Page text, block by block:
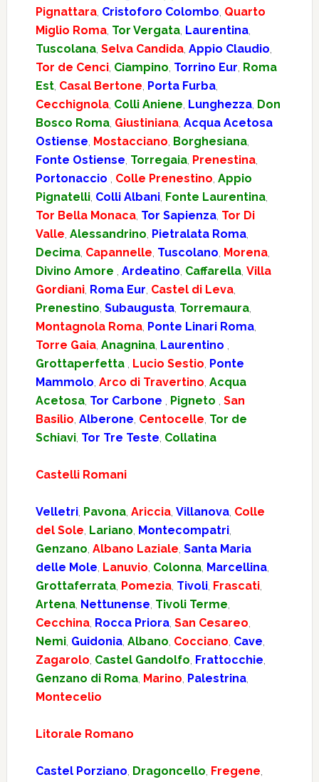
Pignattara, Cristoforo Colombo, Quarto
Miglio Roma, Tor Vergata, Laurentina,
Tuscolana, Selva Candida, Appio Claudio,
Tor de Cenci, Ciampino, Torrino Eur, Roma
Est, Casal Bertone, Porta Furba,
Cecchignola, Colli Aniene, Lunghezza, Don
Bosco Roma, Giustiniana, Acqua Acetosa
Ostiense, Mostacciano, Borghesiana,
Fonte Ostiense, Torregaia, Prenestina,
Portonaccio , Colle Prenestino, Appio
Pignatelli, Colli Albani, Fonte Laurentina,
Tor Bella Monaca, Tor Sapienza, Tor Di
Valle, Alessandrino, Pietralata Roma,
Decima, Capannelle, Tuscolano, Morena,
Divino Amore , Ardeatino, Caffarella, Villa
Gordiani, Roma Eur, Castel di Leva,
Prenestino, Subaugusta, Torremaura,
Montagnola Roma, Ponte Linari Roma,
Torre Gaia, Anagnina, Laurentino ,
Grottaperfetta , Lucio Sestio, Ponte
Mammolo, Arco di Travertino, Acqua
Acetosa, Tor Carbone , Pigneto , San
Basilio, Alberone, Centocelle, Tor de
Schiavi, Tor Tre Teste, Collatina
Castelli Romani
Velletri, Pavona, Ariccia, Villanova, Colle
del Sole, Lariano, Montecompatri,
Genzano, Albano Laziale, Santa Maria
delle Mole, Lanuvio, Colonna, Marcellina,
Grottaferrata, Pomezia, Tivoli, Frascati,
Artena, Nettunense, Tivoli Terme,
Cecchina, Rocca Priora, San Cesareo,
Nemi, Guidonia, Albano, Cocciano, Cave,
Zagarolo, Castel Gandolfo, Frattocchie,
Genzano di Roma, Marino, Palestrina,
Montecelio
Litorale Romano
Castel Porziano, Dragoncello, Fregene,